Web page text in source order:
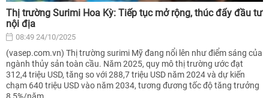
Thị trường Surimi Hoa Kỳ: Tiếp tục mở rộng, thúc đẩy đầu tư
nội địa
08:49 24/10/2025
(vasep.com.vn) Thị trường surimi Mỹ đang nổi lên như điểm sáng của
ngành thủy sản toàn cầu. Năm 2025, quy mô thị trường ước đạt
312,4 triệu USD, tăng so với 288,7 triệu USD năm 2024 và dự kiến
chạm 640 triệu USD vào năm 2034, tương đương tốc độ tăng trưởng